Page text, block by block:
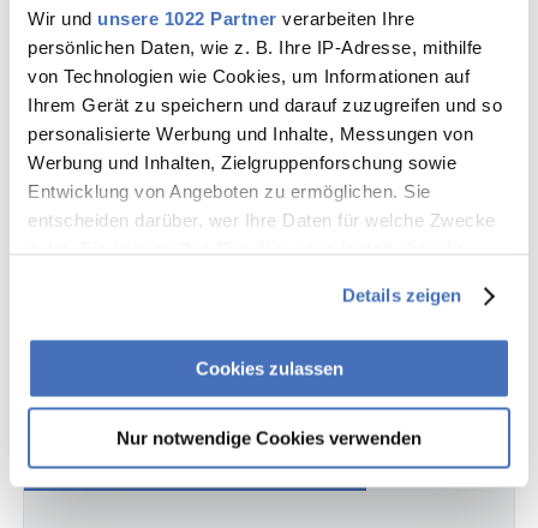
Wir und unsere 1022 Partner verarbeiten Ihre
persönlichen Daten, wie z. B. Ihre IP-Adresse, mithilfe
von Technologien wie Cookies, um Informationen auf
Ihrem Gerät zu speichern und darauf zuzugreifen und so
personalisierte Werbung und Inhalte, Messungen von
Werbung und Inhalten, Zielgruppenforschung sowie
Entwicklung von Angeboten zu ermöglichen. Sie
entscheiden darüber, wer Ihre Daten für welche Zwecke
Trigger Symbol ändern oder widerrufen
Wenn Sie es erlauben, würden wir auch gerne:
Informationen über Ihre geografische Lage erfassen,
Ihr Gerät durch aktives Scannen nach bestimmten
Merkmalen (Fingerprinting) identifizieren
Details zeigen
Cookies zulassen
Nur notwendige Cookies verwenden
Wenn Sie selbst Biogas erzeugen und in das Netz der
Stadtwerke Wernigerode GmbH einspeisen möchten, erhalten
Sie hier nähere Informationen.
Erfahren Sie u.a. mehr über:
Anmeldung zum Anschluss der Erzeugungsanalge
Mehr Informationen
Allgemeine Bedingungen